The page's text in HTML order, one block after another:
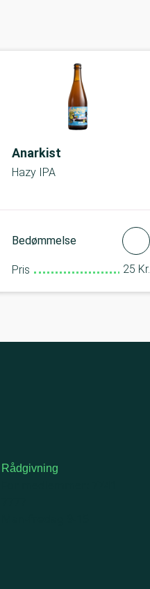
Anarkist
Hazy IPA
Bedømmelse
Pris 25 Kr.
Rådgivning